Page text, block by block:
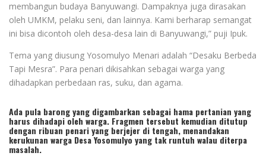
membangun budaya Banyuwangi. Dampaknya juga dirasakan
oleh UMKM, pelaku seni, dan lainnya. Kami berharap semangat
ini bisa dicontoh oleh desa-desa lain di Banyuwangi,” puji Ipuk.
Tema yang diusung Yosomulyo Menari adalah “Desaku Berbeda
Tapi Mesra”. Para penari dikisahkan sebagai warga yang
dihadapkan perbedaan ras, suku, dan agama.
Ada pula barong yang digambarkan sebagai hama pertanian yang
harus dihadapi oleh warga. Fragmen tersebut kemudian ditutup
dengan ribuan penari yang berjejer di tengah, menandakan
kerukunan warga Desa Yosomulyo yang tak runtuh walau diterpa
masalah.